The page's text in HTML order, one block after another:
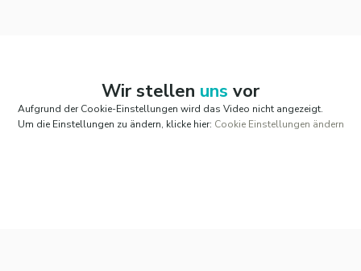
Wellnessangeboten.
Zudem haben Sie die Möglichkeit einJobradzu
leasen, erhalten einenZuschuss zum
Wir stellen uns vor
Aufgrund der Cookie-Einstellungen wird das Video nicht angezeigt.
Um die Einstellungen zu ändern, klicke hier: Cookie Einstellungen ändern